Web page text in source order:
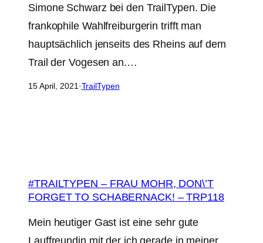
Simone Schwarz bei den TrailTypen. Die
frankophile Wahlfreiburgerin trifft man
hauptsächlich jenseits des Rheins auf dem
Trail der Vogesen an.…
15 April, 2021 ·TrailTypen
#TRAILTYPEN – FRAU MOHR, DON\’T
FORGET TO SCHABERNACK! – TRP118
Mein heutiger Gast ist eine sehr gute
Lauffreundin mit der ich gerade in meiner